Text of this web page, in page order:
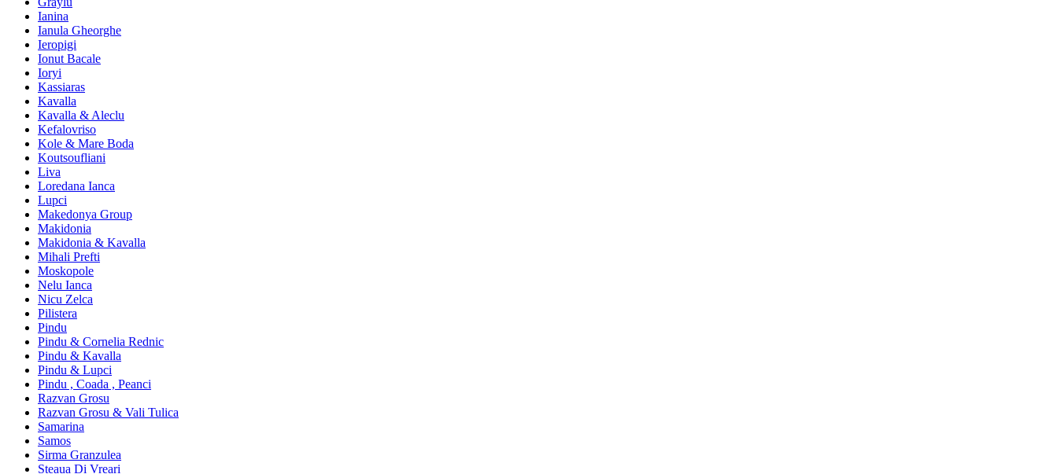
Ianina
Ianula Gheorghe
Ieropigi
Ionut Bacale
Ioryi
Kassiaras
Kavalla
Kavalla & Aleclu
Kefalovriso
Kole & Mare Boda
Koutsoufliani
Liva
Loredana Ianca
Lupci
Makedonya Group
Makidonia
Makidonia & Kavalla
Mihali Prefti
Moskopole
Nelu Ianca
Nicu Zelca
Pilistera
Pindu
Pindu & Cornelia Rednic
Pindu & Kavalla
Pindu & Lupci
Pindu , Coada , Peanci
Razvan Grosu
Razvan Grosu & Vali Tulica
Samarina
Samos
Sirma Granzulea
Steaua Di Vreari